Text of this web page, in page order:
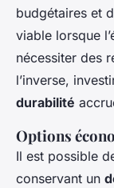
budgétaires et
viable lorsque
nécessiter des
l’inverse,
durabilité
Options
Il est possible
conservant un